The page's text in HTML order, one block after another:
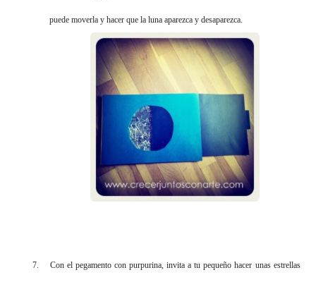
puede moverla y hacer que la luna aparezca y desaparezca.
7. Con el pegamento con purpurina, invita a tu pequeño hacer unas estrellas